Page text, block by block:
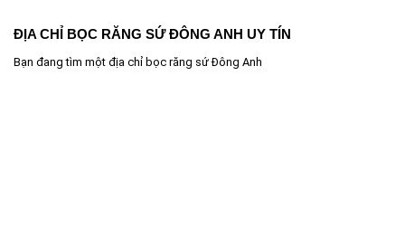
ĐỊA CHỈ BỌC RĂNG SỨ ĐÔNG ANH UY TÍN
Bạn đang tìm một địa chỉ bọc răng sứ Đông Anh